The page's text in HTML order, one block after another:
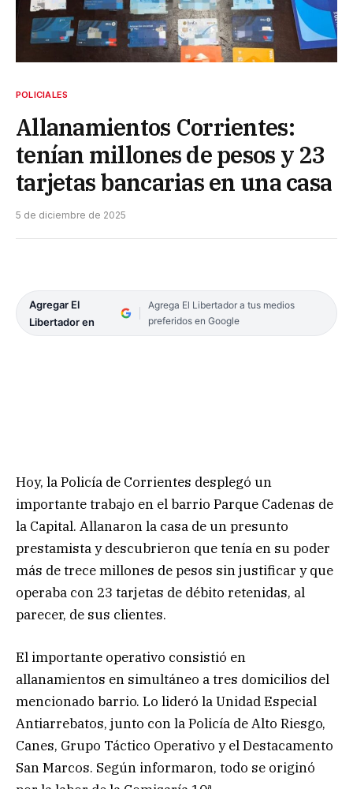
POLICIALES
Allanamientos Corrientes:
tenían millones de pesos y 23
tarjetas bancarias en una casa
5 de diciembre de 2025
Agregar El
Libertador en
Agrega El Libertador a tus medios
preferidos en Google
Hoy, la Policía de Corrientes desplegó un
importante trabajo en el barrio Parque Cadenas de
la Capital. Allanaron la casa de un presunto
prestamista y descubrieron que tenía en su poder
más de trece millones de pesos sin justificar y que
operaba con 23 tarjetas de débito retenidas, al
parecer, de sus clientes.
El importante operativo consistió en
allanamientos en simultáneo a tres domicilios del
mencionado barrio. Lo lideró la Unidad Especial
Antiarrebatos, junto con la Policía de Alto Riesgo,
Canes, Grupo Táctico Operativo y el Destacamento
San Marcos. Según informaron, todo se originó